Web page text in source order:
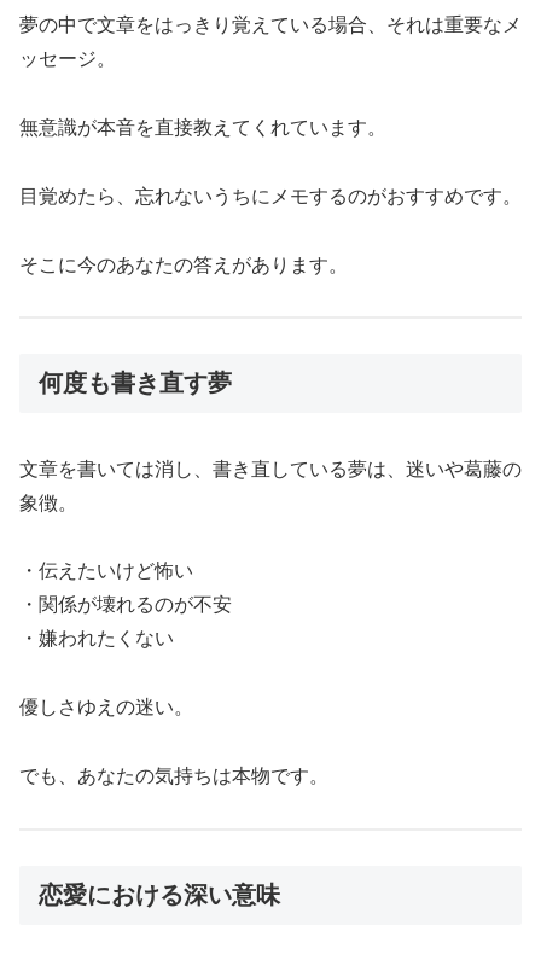
夢の中で文章をはっきり覚えている場合、それは重要なメ
ッセージ。
無意識が本音を直接教えてくれています。
目覚めたら、忘れないうちにメモするのがおすすめです。
そこに今のあなたの答えがあります。
何度も書き直す夢
文章を書いては消し、書き直している夢は、迷いや葛藤の
象徴。
・伝えたいけど怖い
・関係が壊れるのが不安
・嫌われたくない
優しさゆえの迷い。
でも、あなたの気持ちは本物です。
恋愛における深い意味